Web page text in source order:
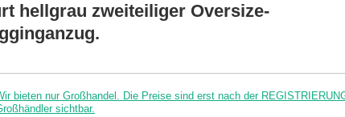
hellgrau zweiteiliger Oversize-
bieten nur Großhandel. Die Preise sind erst nach der
sichtbar.